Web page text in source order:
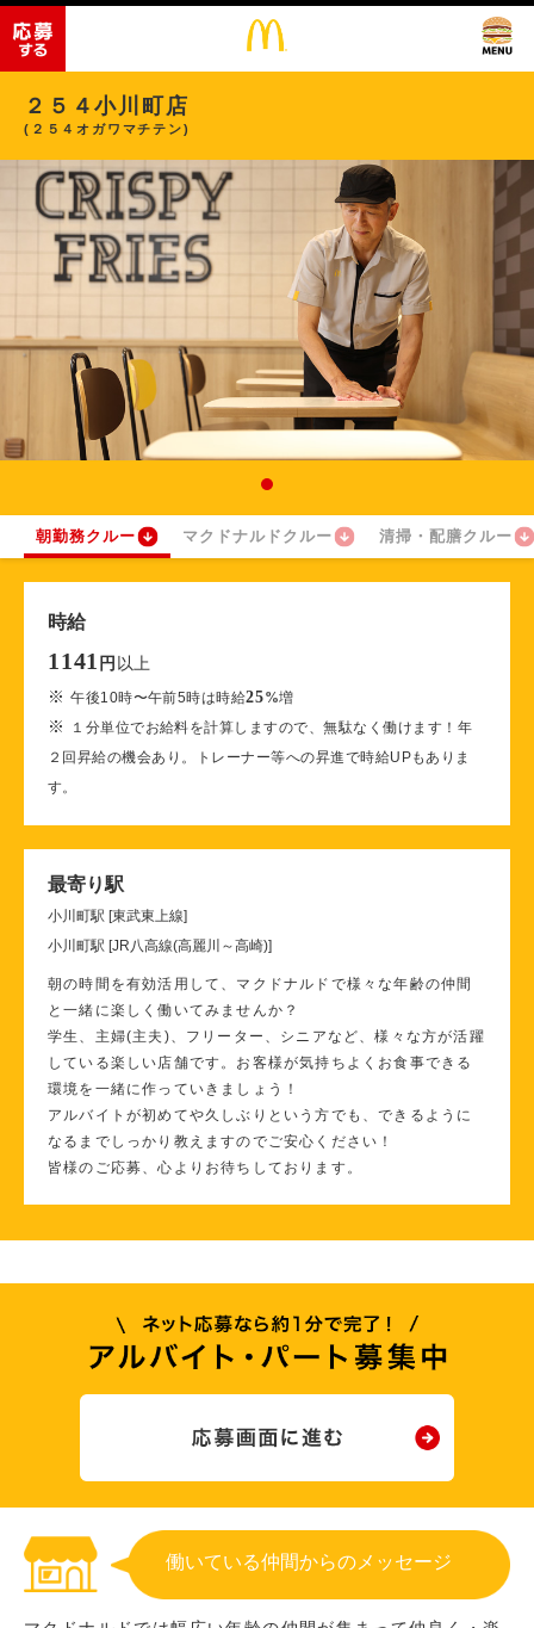
２５４小川町店
(２５４オガワマチテン)
朝勤務クルー マクドナルドクルー 清掃・配膳クルー
時給
1141 円 以上
※午後10時〜午前5時は時給25%増
※
１分単位でお給料を計算しますので、無駄なく働けます！年
２回昇給の機会あり。トレーナー等への昇進で時給UPもありま
す。
最寄り駅
小川町駅 [東武東上線]
小川町駅 [JR八高線(高麗川～高崎)]
朝の時間を有効活用して、マクドナルドで様々な年齢の仲間
と一緒に楽しく働いてみませんか？
学生、主婦(主夫)、フリーター、シニアなど、様々な方が活躍
している楽しい店舗です。お客様が気持ちよくお食事できる
環境を一緒に作っていきましょう！
アルバイトが初めてや久しぶりという方でも、できるように
なるまでしっかり教えますのでご安心ください！
皆様のご応募、心よりお待ちしております。
働いている仲間からのメッセージ